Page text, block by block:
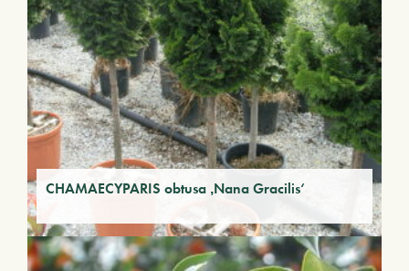
CHAMAECYPARIS obtusa ‚Nana Gracilis‘